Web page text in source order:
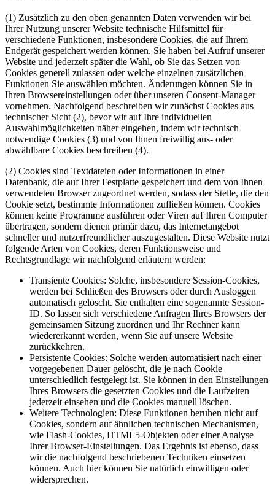
(1) Zusätzlich zu den oben genannten Daten verwenden wir bei
Ihrer Nutzung unserer Website technische Hilfsmittel für
verschiedene Funktionen, insbesondere Cookies, die auf Ihrem
Endgerät gespeichert werden können. Sie haben bei Aufruf unserer
Website und jederzeit später die Wahl, ob Sie das Setzen von
Cookies generell zulassen oder welche einzelnen zusätzlichen
Funktionen Sie auswählen möchten. Änderungen können Sie in
Ihren Browsereinstellungen oder über unseren Consent-Manager
vornehmen. Nachfolgend beschreiben wir zunächst Cookies aus
technischer Sicht (2), bevor wir auf Ihre individuellen
Auswahlmöglichkeiten näher eingehen, indem wir technisch
notwendige Cookies (3) und von Ihnen freiwillig aus- oder
abwählbare Cookies beschreiben (4).
(2) Cookies sind Textdateien oder Informationen in einer
Datenbank, die auf Ihrer Festplatte gespeichert und dem von Ihnen
verwendeten Browser zugeordnet werden, sodass der Stelle, die den
Cookie setzt, bestimmte Informationen zufließen können. Cookies
können keine Programme ausführen oder Viren auf Ihren Computer
übertragen, sondern dienen primär dazu, das Internetangebot
schneller und nutzerfreundlicher auszugestalten. Diese Website nutzt
folgende Arten von Cookies, deren Funktionsweise und
Rechtsgrundlage wir nachfolgend erläutern werden:
Transiente Cookies: Solche, insbesondere Session-Cookies,
werden bei Schließen des Browsers oder durch Ausloggen
automatisch gelöscht. Sie enthalten eine sogenannte Session-
ID. So lassen sich verschiedene Anfragen Ihres Browsers der
gemeinsamen Sitzung zuordnen und Ihr Rechner kann
wiedererkannt werden, wenn Sie auf unsere Website
zurückkehren.
Persistente Cookies: Solche werden automatisiert nach einer
vorgegebenen Dauer gelöscht, die je nach Cookie
unterschiedlich festgelegt ist. Sie können in den Einstellungen
Ihres Browsers die gesetzten Cookies und die Laufzeiten
jederzeit einsehen und die Cookies manuell löschen.
Weitere Technologien: Diese Funktionen beruhen nicht auf
Cookies, sondern auf ähnlichen technischen Mechanismen,
wie Flash-Cookies, HTML5-Objekten oder einer Analyse
Ihrer Browser-Einstellungen. Das Ergebnis ist ebenso, dass
wir die nachfolgend beschriebenen Techniken einsetzen
können. Auch hier können Sie natürlich einwilligen oder
widersprechen.